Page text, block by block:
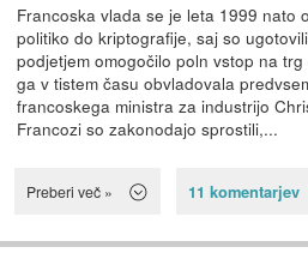
Francoska vlada se je leta 1999 nato
politiko do kriptografije, saj so
podjetjem omogočilo poln vstop na
ga v tistem času obvladovala
francoskega ministra za industrijo
Francozi so zakonodajo sprostili,...
Preberi več » 11 komentarjev